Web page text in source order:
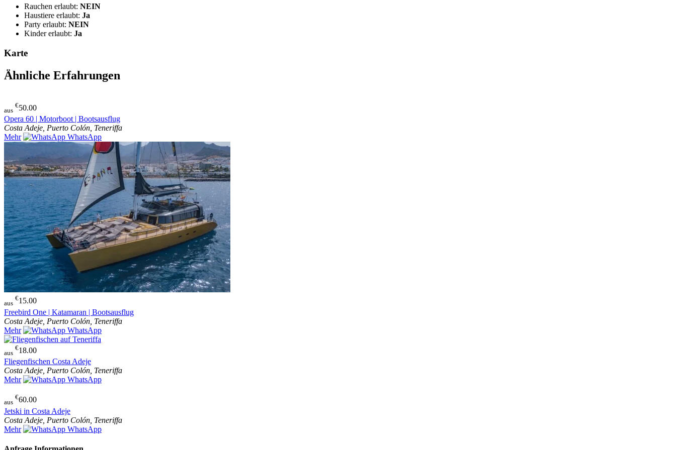
Rauchen erlaubt: NEIN
Haustiere erlaubt: Ja
Party erlaubt: NEIN
Kinder erlaubt: Ja
Karte
Ähnliche Erfahrungen
aus
€50.00
Opera 60 | Motorboot | Bootsausflug
Costa Adeje, Puerto Colón, Teneriffa
Mehr
WhatsApp
aus
€15.00
Freebird One | Katamaran | Bootsausflug
Costa Adeje, Puerto Colón, Teneriffa
Mehr
WhatsApp
aus
€18.00
Fliegenfischen Costa Adeje
Costa Adeje, Puerto Colón, Teneriffa
Mehr
WhatsApp
aus
€60.00
Jetski in Costa Adeje
Costa Adeje, Puerto Colón, Teneriffa
Mehr
WhatsApp